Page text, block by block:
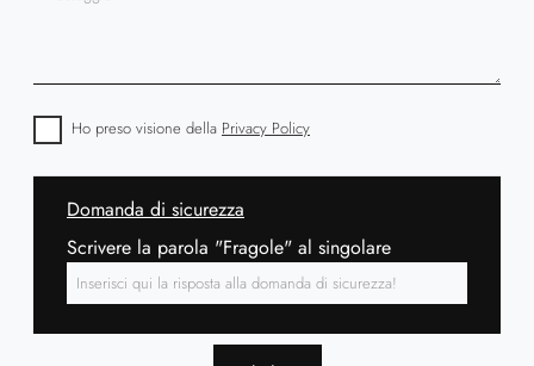
Ho preso visione della Privacy Policy
Domanda di sicurezza
Scrivere la parola "Fragole" al singolare